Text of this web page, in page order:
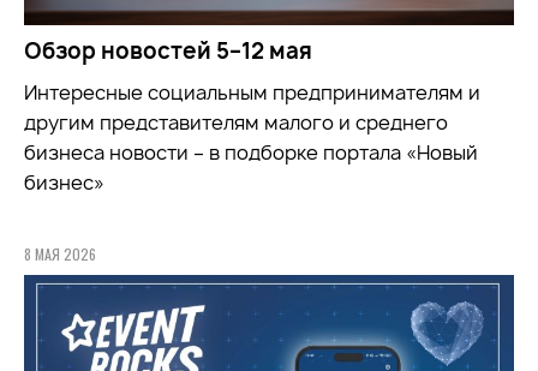
Обзор новостей 5–12 мая
Интересные социальным предпринимателям и
другим представителям малого и среднего
бизнеса новости – в подборке портала «Новый
бизнес»
8 МАЯ 2026